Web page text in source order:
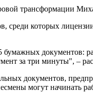
трансформации
среди которых
бумажных документов:
за три минуты", –
документов,
могут начинать